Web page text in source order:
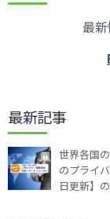
最
最新記事
世界各国
のプライ
日更新】